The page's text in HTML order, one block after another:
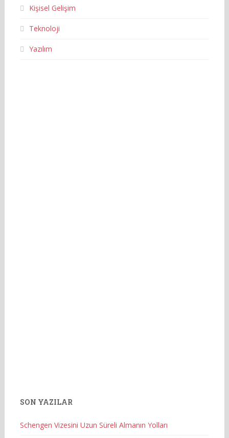
Kişisel Gelişim
Teknoloji
Yazılım
SON YAZILAR
Schengen Vizesini Uzun Süreli Almanın Yolları